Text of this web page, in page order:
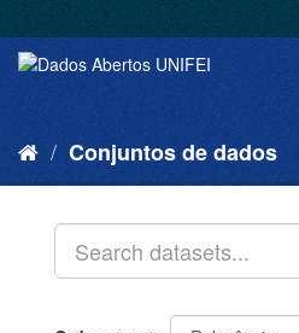
Conjuntos de dados